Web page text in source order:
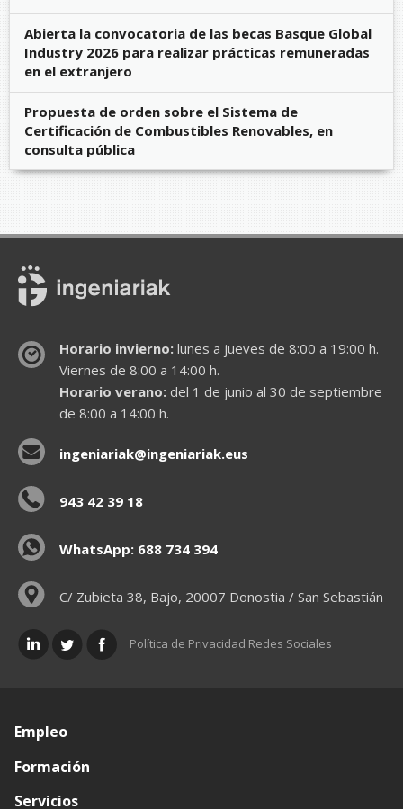
Abierta la convocatoria de las becas Basque Global
Industry 2026 para realizar prácticas remuneradas
en el extranjero
Propuesta de orden sobre el Sistema de
Certificación de Combustibles Renovables, en
consulta pública
Horario invierno:lunes a jueves de 8:00 a 19:00 h.
Viernes de 8:00 a 14:00 h.
Horario verano:del 1 de junio al 30 de septiembre
de 8:00 a 14:00 h.
ingeniariak@ingeniariak.eus
943 42 39 18
WhatsApp: 688 734 394
C/ Zubieta 38, Bajo, 20007 Donostia / San Sebastián
Política de Privacidad Redes Sociales
Empleo
Formación
Servicios